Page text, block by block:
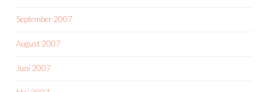
September 2007
August 2007
Juni 2007